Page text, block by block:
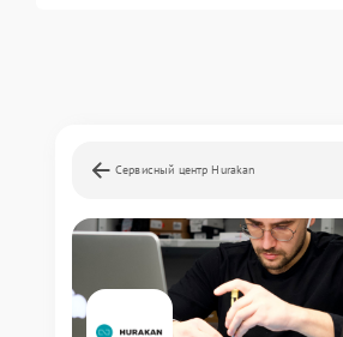
Сервисный центр Hurakan